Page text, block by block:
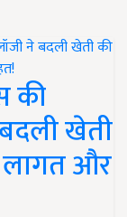
की
खेती
लागत और